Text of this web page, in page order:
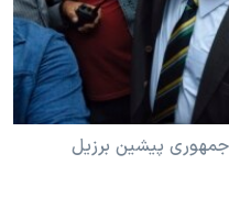
جمهوری پیشین برزیل